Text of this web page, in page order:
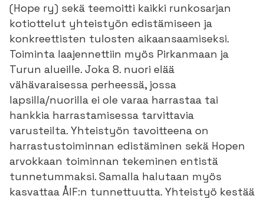
(Hope ry) sekä teemoitti kaikki runkosarjan
kotiottelut yhteistyön edistämiseen ja
konkreettisten tulosten aikaansaamiseksi.
Toiminta laajennettiin myös Pirkanmaan ja
Turun alueille. Joka 8. nuori elää
vähävaraisessa perheessä, jossa
lapsilla/nuorilla ei ole varaa harrastaa tai
hankkia harrastamisessa tarvittavia
varusteilta. Yhteistyön tavoitteena on
harrastustoiminnan edistäminen sekä Hopen
arvokkaan toiminnan tekeminen entistä
tunnetummaksi. Samalla halutaan myös
kasvattaa ÅIF:n tunnettuutta. Yhteistyö kestää